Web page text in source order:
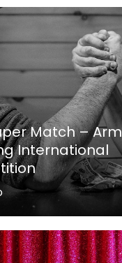
Match – Arm
International